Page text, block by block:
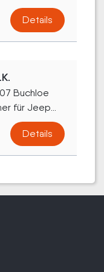
Details
Buchloe
für Jeep...
Details